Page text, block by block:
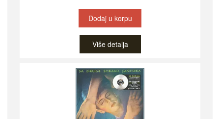
Dodaj u korpu
Više detalja